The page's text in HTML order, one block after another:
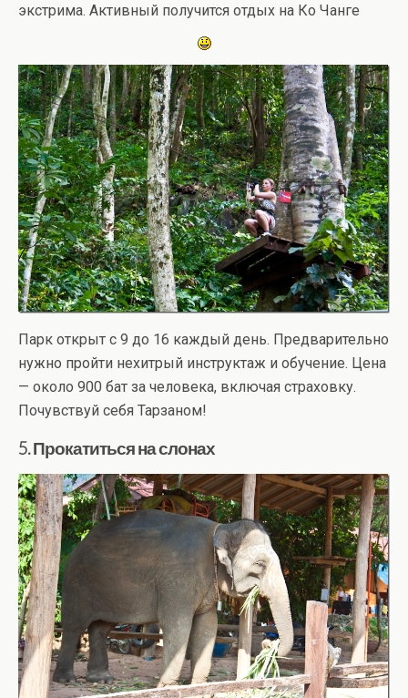
экстрима. Активный получится отдых на Ко Чанге
Парк открыт с 9 до 16 каждый день. Предварительно
нужно пройти нехитрый инструктаж и обучение. Цена
— около 900 бат за человека, включая страховку.
Почувствуй себя Тарзаном!
5. Прокатиться на слонах